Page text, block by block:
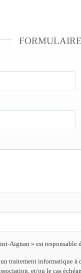
Aignan » est responsable
traitement informatique à
et/ou le cas